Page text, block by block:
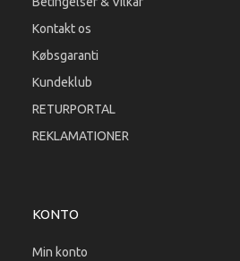
Kontakt os
Købsgaranti
Kundeklub
RETURPORTAL
REKLAMATIONER
KONTO
Min konto